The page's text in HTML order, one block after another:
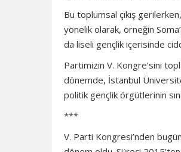
Bu toplumsal çıkış
yönelik olarak, örneğin
da liseli gençlik içerisinde
Partimizin V. Kongre’sini
dönemde, İstanbul
politik gençlik örgütlerinin
***
V. Parti Kongresi’nden